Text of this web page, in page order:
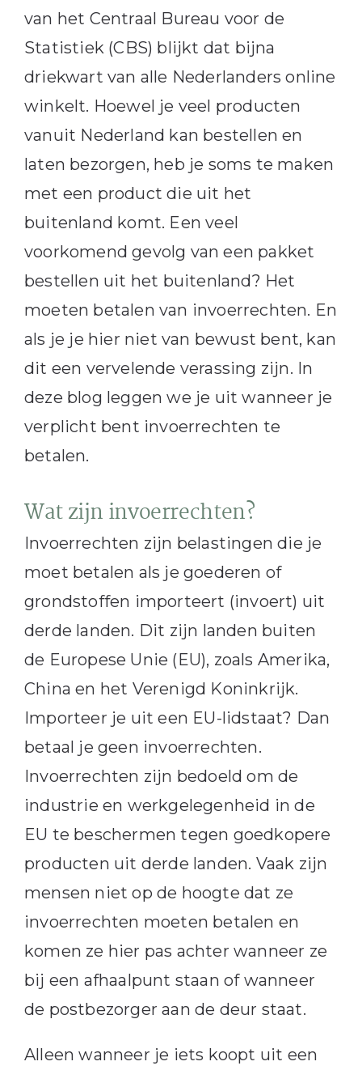
van het Centraal Bureau voor de
Statistiek (CBS) blijkt dat bijna
driekwart van alle Nederlanders online
winkelt. Hoewel je veel producten
vanuit Nederland kan bestellen en
laten bezorgen, heb je soms te maken
met een product die uit het
buitenland komt. Een veel
voorkomend gevolg van een pakket
bestellen uit het buitenland? Het
moeten betalen van invoerrechten. En
als je je hier niet van bewust bent, kan
dit een vervelende verassing zijn. In
deze blog leggen we je uit wanneer je
verplicht bent invoerrechten te
betalen.
Wat zijn invoerrechten?
Invoerrechten zijn belastingen die je
moet betalen als je goederen of
grondstoffen importeert (invoert) uit
derde landen. Dit zijn landen buiten
de Europese Unie (EU), zoals Amerika,
China en het Verenigd Koninkrijk.
Importeer je uit een EU-lidstaat? Dan
betaal je geen invoerrechten.
Invoerrechten zijn bedoeld om de
industrie en werkgelegenheid in de
EU te beschermen tegen goedkopere
producten uit derde landen. Vaak zijn
mensen niet op de hoogte dat ze
invoerrechten moeten betalen en
komen ze hier pas achter wanneer ze
bij een afhaalpunt staan of wanneer
de postbezorger aan de deur staat.
Alleen wanneer je iets koopt uit een